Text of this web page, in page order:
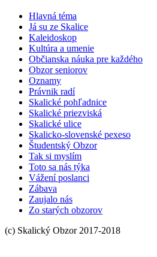
Hlavná téma
Já su ze Skalice
Kaleidoskop
Kultúra a umenie
Občianska náuka pre každého
Obzor seniorov
Oznamy
Právnik radí
Skalické pohľadnice
Skalické priezviská
Skalické ulice
Skalicko-slovenské pexeso
Študentský Obzor
Tak si myslím
Toto sa nás týka
Vážení poslanci
Zábava
Zaujalo nás
Zo starých obzorov